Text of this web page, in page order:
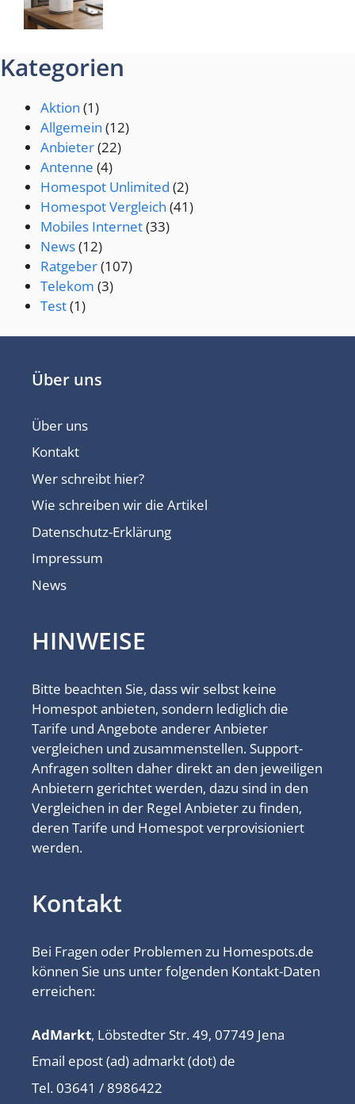
Kategorien
Aktion (1)
Allgemein (12)
Anbieter(22)
Antenne (4)
Homespot Unlimited (2)
Homespot Vergleich (41)
Mobiles Internet(33)
News(12)
Ratgeber(107)
Telekom (3)
Test(1)
Über uns
Über uns
Kontakt
Wer schreibt hier?
Wie schreiben wir die Artikel
Datenschutz-Erklärung
Impressum
News
HINWEISE
Bitte beachten Sie, dass wir selbst keine
Homespot anbieten, sondern lediglich die
Tarife und Angebote anderer Anbieter
vergleichen und zusammenstellen. Support-
Anfragen sollten daher direkt an den jeweiligen
Anbietern gerichtet werden, dazu sind in den
Vergleichen in der Regel Anbieter zu finden,
deren Tarife und Homespot verprovisioniert
werden.
Kontakt
Bei Fragen oder Problemen zu Homespots.de
können Sie uns unter folgenden Kontakt-Daten
erreichen:
AdMarkt, Löbstedter Str. 49, 07749 Jena
Email epost (ad) admarkt (dot) de
Tel. 03641 / 8986422